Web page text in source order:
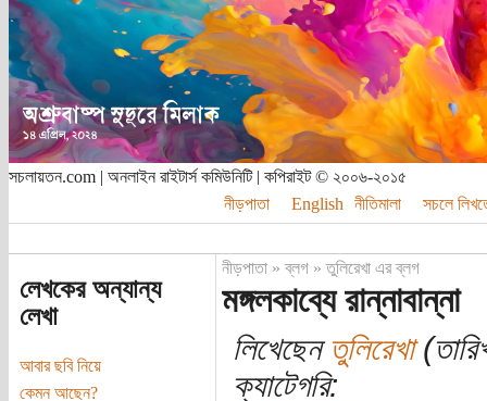
সচলায়তন.com | অনলাইন রাইটার্স কমিউনিটি | কপিরাইট © ২০০৬-২০১৫
নীড়পাতা
English নীতিমালা সচলে
লেখকের অন্যান্য
লেখা
আবার ছবি নিয়ে
কেমন আছেন?
নীড়পাতা»ব্লগ»তুলিরেখা এর ব্লগ
মঙ্গলকাব্যে রান্নাবান্না
লিখেছেনতুলিরেখা
ক্যাটেগরি: